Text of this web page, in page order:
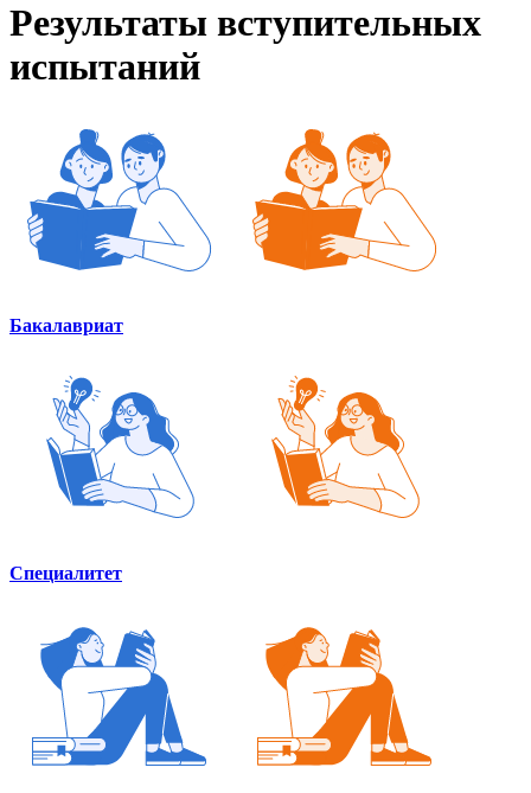
Результаты вступительных
испытаний
Бакалавриат
Специалитет